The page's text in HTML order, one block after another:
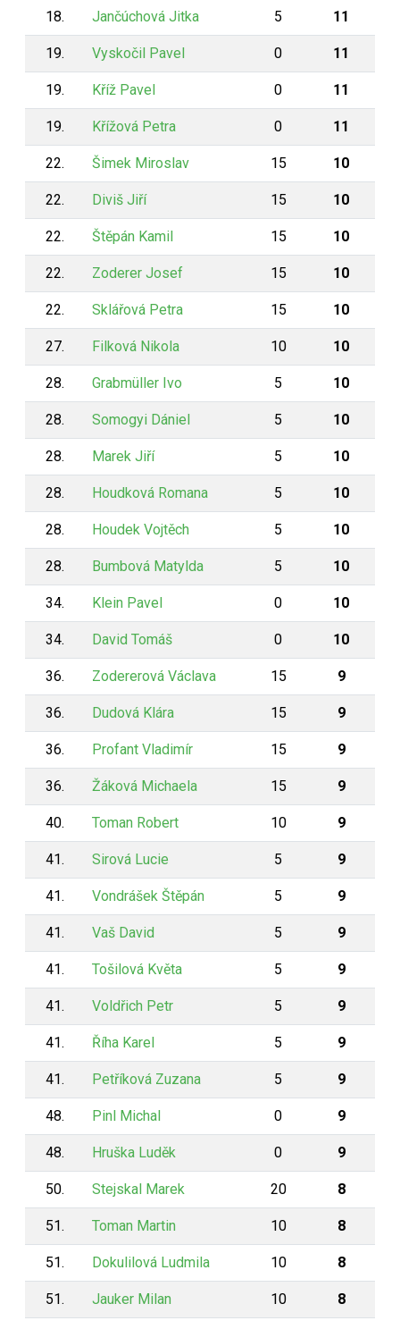
18. Jančúchová Jitka 5 11
19. Vyskočil Pavel 0 11
19. Kříž Pavel 0 11
19. Křížová Petra 0 11
22. Šimek Miroslav 15 10
22. Diviš Jiří 15 10
22. Štěpán Kamil 15 10
22. Zoderer Josef 15 10
22. Sklářová Petra 15 10
27. Filková Nikola 10 10
28. Grabmüller Ivo 5 10
28. Somogyi Dániel 5 10
28. Marek Jiří 5 10
28. Houdková Romana 5 10
28. Houdek Vojtěch 5 10
28. Bumbová Matylda 5 10
34. Klein Pavel 0 10
34. David Tomáš 0 10
36. Zodererová Václava 15 9
36. Dudová Klára 15 9
36. Profant Vladimír 15 9
36. Žáková Michaela 15 9
40. Toman Robert 10 9
41. Sirová Lucie 5 9
41. Vondrášek Štěpán 5 9
41. Vaš David 5 9
41. Tošilová Květa 5 9
41. Voldřich Petr 5 9
41. Říha Karel 5 9
41. Petříková Zuzana 5 9
48. Pinl Michal 0 9
48. Hruška Luděk 0 9
50. Stejskal Marek 20 8
51. Toman Martin 10 8
51. Dokulilová Ludmila 10 8
51. Jauker Milan 10 8